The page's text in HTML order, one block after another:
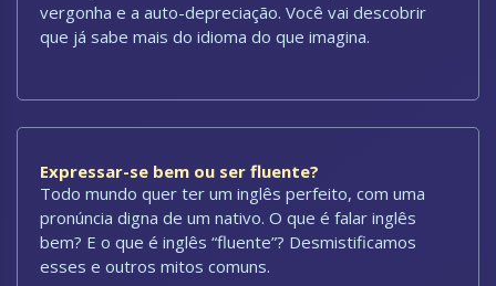
vergonha e a auto-depreciação. Você vai descobrir
que já sabe mais do idioma do que imagina.
Expressar-se bem ou ser fluente?
Todo mundo quer ter um inglês perfeito, com uma
pronúncia digna de um nativo. O que é falar inglês
bem? E o que é inglês “fluente”? Desmistificamos
esses e outros mitos comuns.